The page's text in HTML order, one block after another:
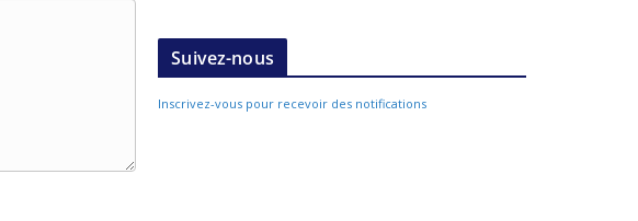
Suivez-nous
Inscrivez-vous pour recevoir des notifications